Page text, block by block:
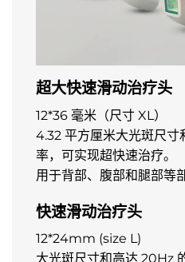
超大快速滑动治疗头
12*36 毫米（尺寸 XL）
4.32 平方厘米大光斑尺
率，可实现超快速治疗。
用于背部、腹部和腿部等
快速滑动治疗头
12*24mm (size L)
大光斑尺寸和高达 20Hz